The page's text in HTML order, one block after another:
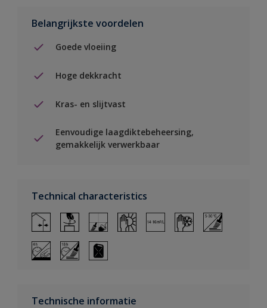
Belangrijkste voordelen
Goede vloeiing
Hoge dekkracht
Kras- en slijtvast
Eenvoudige laagdiktebeheersing,
gemakkelijk verwerkbaar
Technical characteristics
Technische informatie